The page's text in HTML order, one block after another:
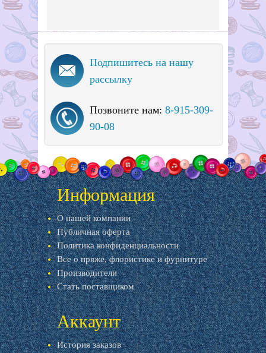
Подпишитесь на нашу
рассылку
Позвоните нам: 8-915-309-
90-08
Информация
О нашей компании
Публичная оферта
Политика конфиденциальности
Все о пряже, флористике и фурнитуре
Производители
Стать поставщиком
Аккаунт
История заказов